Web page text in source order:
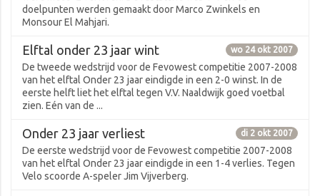
doelpunten werden gemaakt door Marco Zwinkels en
Monsour El Mahjari.
Elftal onder 23 jaar wint wo 24 okt 2007
De tweede wedstrijd voor de Fevowest competitie 2007-2008
van het elftal Onder 23 jaar eindigde in een 2-0 winst. In de
eerste helft liet het elftal tegen V.V. Naaldwijk goed voetbal
zien. Eén van de ...
Onder 23 jaar verliest di 2 okt 2007
De eerste wedstrijd voor de Fevowest competitie 2007-2008
van het elftal Onder 23 jaar eindigde in een 1-4 verlies. Tegen
Velo scoorde A-speler Jim Vijverberg.